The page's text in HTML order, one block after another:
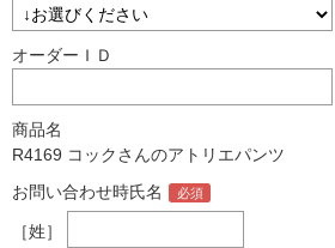
オーダーＩＤ
商品名
R4169 コックさんのアトリエパンツ
お問い合わせ時氏名
［姓］